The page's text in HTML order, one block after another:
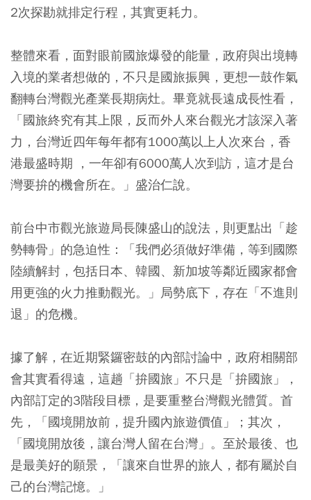
2次探勘就排定行程，其實更耗力。
整體來看，面對眼前國旅爆發的能量，政府與出境轉
入境的業者想做的，不只是國旅振興，更想一鼓作氣
翻轉台灣觀光產業長期病灶。畢竟就長遠成長性看，
「國旅終究有其上限，反而外人來台觀光才該深入著
力，台灣近四年每年都有1000萬以上人次來台，香
港最盛時期 ，一年卻有6000萬人次到訪，這才是台
灣要拚的機會所在。」盛治仁說。
前台中市觀光旅遊局長陳盛山的說法，則更點出「趁
勢轉骨」的急迫性：「我們必須做好準備，等到國際
陸續解封，包括日本、韓國、新加坡等鄰近國家都會
用更強的火力推動觀光。」局勢底下，存在「不進則
退」的危機。
據了解，在近期緊鑼密鼓的內部討論中，政府相關部
會其實看得遠，這趟「拚國旅」不只是「拚國旅」，
內部訂定的3階段目標，是要重整台灣觀光體質。首
先，「國境開放前，提升國內旅遊價值」；其次，
「國境開放後，讓台灣人留在台灣」。至於最後、也
是最美好的願景，「讓來自世界的旅人，都有屬於自
己的台灣記憶。」